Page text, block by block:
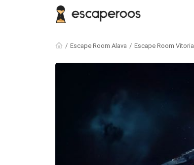
Escape Room Alava Escape Room Vitoria